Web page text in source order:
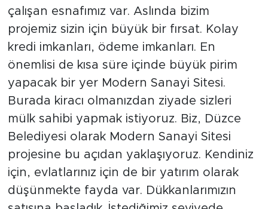
çalışan esnafımız var. Aslında bizim
projemiz sizin için büyük bir fırsat. Kolay
kredi imkanları, ödeme imkanları. En
önemlisi de kısa süre içinde büyük pirim
yapacak bir yer Modern Sanayi Sitesi.
Burada kiracı olmanızdan ziyade sizleri
mülk sahibi yapmak istiyoruz. Biz, Düzce
Belediyesi olarak Modern Sanayi Sitesi
projesine bu açıdan yaklaşıyoruz. Kendiniz
için, evlatlarınız için de bir yatırım olarak
düşünmekte fayda var. Dükkanlarımızın